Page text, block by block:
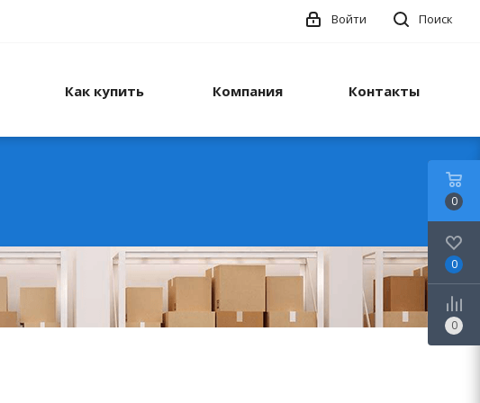
Поиск
Войти
Как купить Компания Контакты
0
0
0